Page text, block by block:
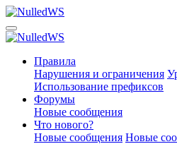
Правила
Нарушения и ограничения
Использование префиксов
Форумы
Новые сообщения
Что нового?
Новые сообщения Новые